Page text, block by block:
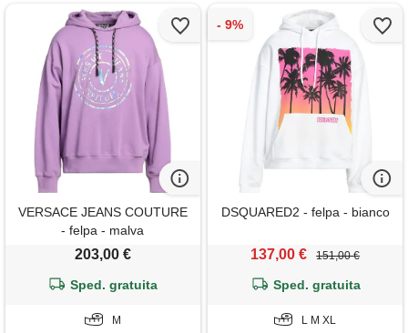
VERSACE JEANS COUTURE
- felpa - malva
203,00 €
Sped. gratuita
M
DSQUARED2 - felpa - bianco
137,00 € 151,00 €
Sped. gratuita
L M XL